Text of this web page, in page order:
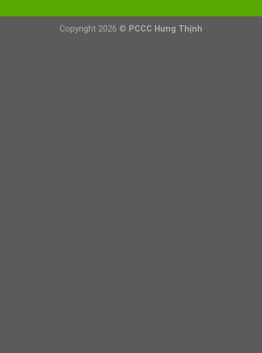
Copyright 2026 © PCCC Hưng Thịnh